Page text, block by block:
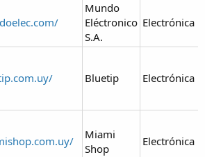
Mundo
Eléctronico
S.A.
Electrónica
Bluetip Electrónica
Miami
Shop
Electrónica